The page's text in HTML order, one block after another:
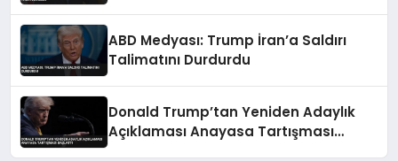
ABD Medyası: Trump İran’a Saldırı
Talimatını Durdurdu
Donald Trump’tan Yeniden Adaylık
Açıklaması Anayasa Tartışması